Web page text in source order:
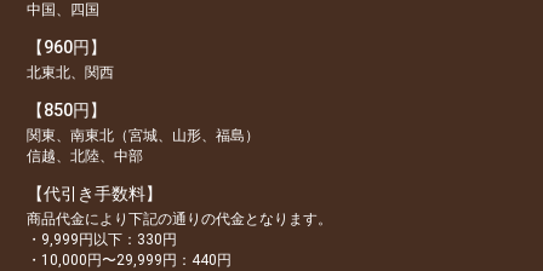
中国、四国
【960円】
北東北、関西
【850円】
関東、南東北（宮城、山形、福島）
信越、北陸、中部
【代引き手数料】
商品代金により下記の通りの代金となります。
・9,999円以下：330円
・10,000円〜29,999円：440円